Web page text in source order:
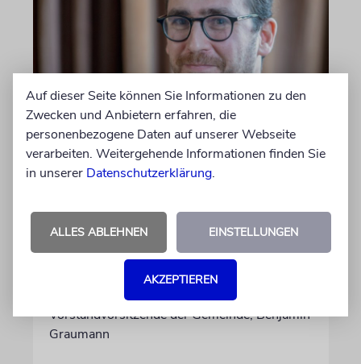
FRANKFURT AM MAIN
Jüdische Gemeinde zeichnet
Jugendengagement mit
Beni-Bloch-Preis aus
»Wir ehren unser langjähriges
Vorstandsmitglied Benjamin Bloch sel.A. und
erinnern damit an seinen Einsatz für die
jüdische Gemeinschaft«, sagt der
Vorstandvorsitzende der Gemeinde, Benjamin
Graumann
Auf dieser Seite können Sie Informationen zu den
Zwecken und Anbietern erfahren, die
personenbezogene Daten auf unserer Webseite
verarbeiten. Weitergehende Informationen finden Sie
in unserer Datenschutzerklärung.
ALLES ABLEHNEN EINSTELLUNGEN
AKZEPTIEREN